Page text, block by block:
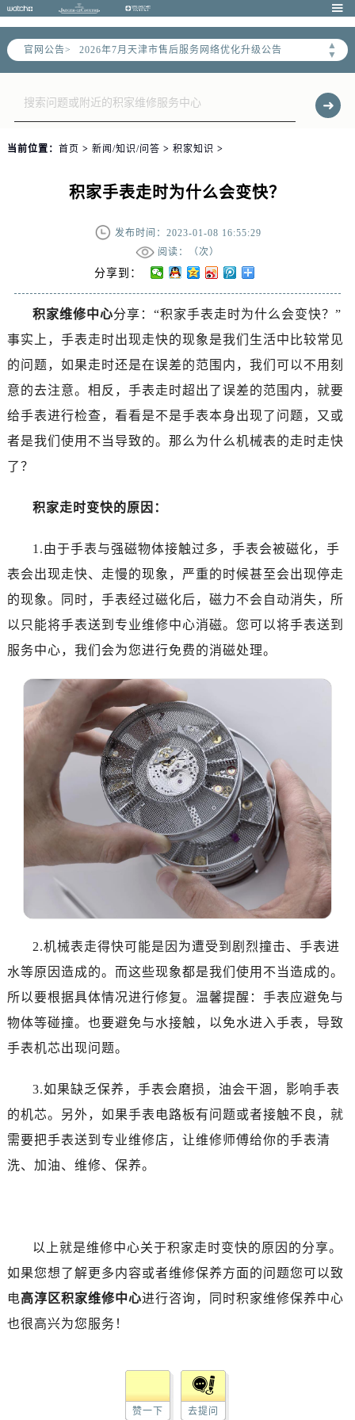

官网公告>
▲
▼
2026年7月天津市售后服务网络优化升级公告
2026年7月天津市官方售后客户服务热线：
2026年7月售后服务中心最新网点地址：
天津市和平区赤峰道136号天津国际金融中心写字楼26层2603室（需提前预约）
当前位置： 首页 > 新闻/知识/问答 > 积家知识 >
积家手表走时为什么会变快？
发布时间：2023-01-08 16:55:29
阅读：（次）
分享到：
积家维修中心分享：“积家手表走时为什么会变快？”
事实上，手表走时出现走快的现象是我们生活中比较常见
的问题，如果走时还是在误差的范围内，我们可以不用刻
意的去注意。相反，手表走时超出了误差的范围内，就要
给手表进行检查，看看是不是手表本身出现了问题，又或
者是我们使用不当导致的。那么为什么机械表的走时走快
了？
积家走时变快的原因：
1.由于手表与强磁物体接触过多，手表会被磁化，手
表会出现走快、走慢的现象，严重的时候甚至会出现停走
的现象。同时，手表经过磁化后，磁力不会自动消失，所
以只能将手表送到专业维修中心消磁。您可以将手表送到
服务中心，我们会为您进行免费的消磁处理。
2.机械表走得快可能是因为遭受到剧烈撞击、手表进
水等原因造成的。而这些现象都是我们使用不当造成的。
所以要根据具体情况进行修复。温馨提醒：手表应避免与
物体等碰撞。也要避免与水接触，以免水进入手表，导致
手表机芯出现问题。
3.如果缺乏保养，手表会磨损，油会干涸，影响手表
的机芯。另外，如果手表电路板有问题或者接触不良，就
需要把手表送到专业维修店，让维修师傅给你的手表清
洗、加油、维修、保养。
以上就是维修中心关于积家走时变快的原因的分享。
如果您想了解更多内容或者维修保养方面的问题您可以致
电高淳区积家维修中心进行咨询，同时积家维修保养中心
也很高兴为您服务！
赞一下 去提问